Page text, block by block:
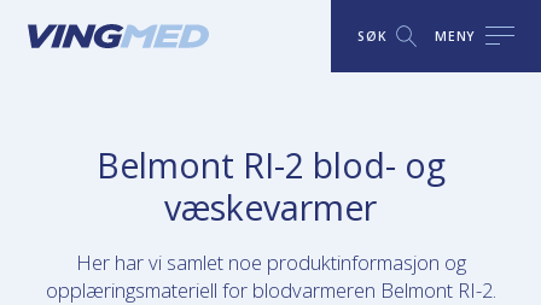
SØK MENY
Belmont RI-2 blod- og
væskevarmer
Her har vi samlet noe produktinformasjon og
opplæringsmateriell for blodvarmeren Belmont RI-2.